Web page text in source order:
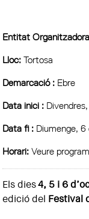
Entitat
Lloc:Tortosa
Demarcació : Ebre
Data inici :
Data fi : Diumenge,
Horari:Veure
Els dies4, 5 i 6
edició del Festival